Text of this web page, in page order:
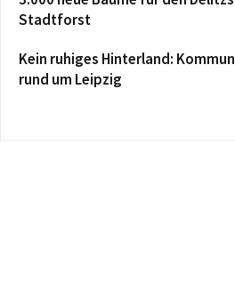
Stadtforst
Kein ruhiges Hinterland:
rund um Leipzig